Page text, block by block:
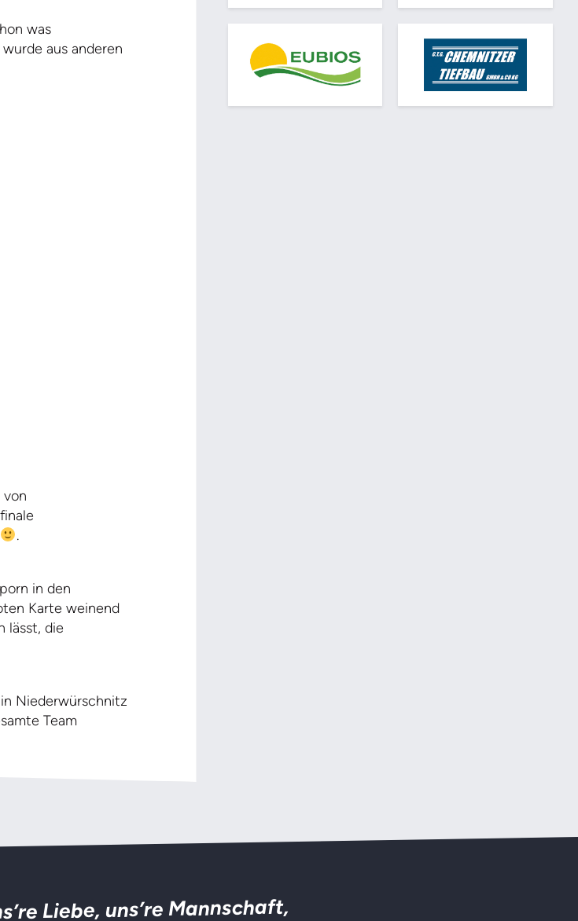
was
aus anderen
.
in den
Karte weinend
lässt, die
Niederwürschnitz
Team
Liebe, uns’re Mannschaft,